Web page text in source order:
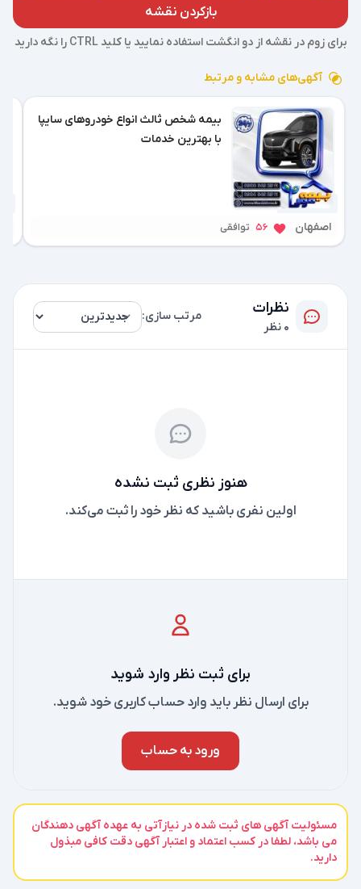
بازکردن نقشه
برای زوم در نقشه از دو انگشت استفاده نمایید یا کلید CTRL را نگه دارید
آگهی‌های مشابه و مرتبط
6 روز پیش
بیمه شخص ثالث انواع خودروهای سایپا
با بهترین خدمات
اصفهان 56 توافقی
نظرات
0 نظر
مرتب سازی:
هنوز نظری ثبت نشده
اولین نفری باشید که نظر خود را ثبت می‌کند.
برای ثبت نظر وارد شوید
برای ارسال نظر باید وارد حساب کاربری خود شوید.
ورود به حساب
مسئولیت آگهی های ثبت شده در نیازآتی به عهده آگهی دهندگان
می باشد، لطفا در کسب اعتماد و اعتبار آگهی دقت کافی مبذول
دارید.